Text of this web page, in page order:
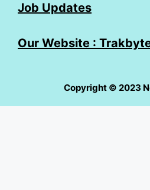
Job Updates
Our Website :
Copyright © 2023